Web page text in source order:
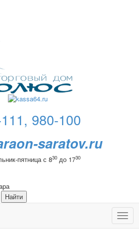
980-100
saratov.ru
пятница с 830до 1730